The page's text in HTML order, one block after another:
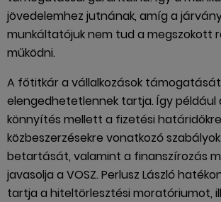
jövedelemhez jutnának, amíg a
munkáltatójuk nem tud a megszokott
működni.
A főtitkár a vállalkozások
elengedhetetlennek tartja. Így például
könnyítés mellett a fizetési
közbeszerzésekre vonatkozó
betartását, valamint a finanszírozás
javasolja a VOSZ. Perlusz László
tartja a hiteltörlesztési moratóriumot,